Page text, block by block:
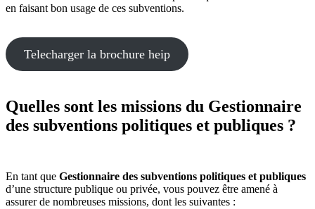
en faisant bon usage de ces subventions.
Telecharger la brochure heip
Quelles sont les missions du Gestionnaire
des subventions politiques et publiques ?
En tant que Gestionnaire des subventions politiques et publiques
d’une structure publique ou privée, vous pouvez être amené à
assurer de nombreuses missions, dont les suivantes :